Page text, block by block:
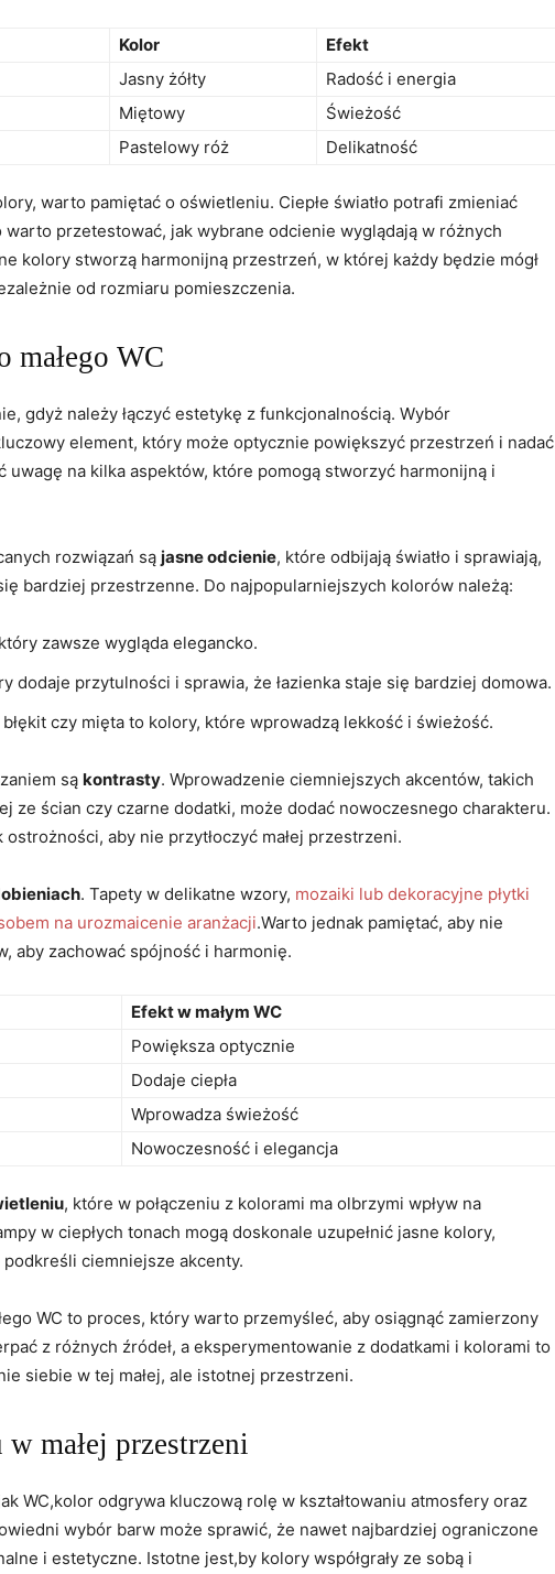
Kolor
Efekt
Jasny ​żółty
Radość i⁢ energia
Miętowy
Świeżość
Pastelowy ​róż Delikatność
warto pamiętać o oświetleniu. Ciepłe światło potrafi zmieniać
przetestować, jak wybrane odcienie wyglądają w różnych
kolory stworzą harmonijną przestrzeń, w której każdy będzie⁣ mógł
od rozmiaru⁤ pomieszczenia.
małego WC
gdyż należy łączyć estetykę z funkcjonalnością. Wybór
element, który może optycznie powiększyć przestrzeń i nadać
uwagę‌ na kilka aspektów, które pomogą stworzyć harmonijną i
rozwiązań są jasne odcienie, które odbijają światło i ⁤sprawiają,
bardziej przestrzenne. Do najpopularniejszych kolorów należą:
zawsze wygląda elegancko.
dodaje przytulności i sprawia, że łazienka staje się bardziej domowa.
czy mięta to kolory, które wprowadzą lekkość i świeżość.
są kontrasty. Wprowadzenie ciemniejszych akcentów, takich
ze ścian ⁣czy czarne dodatki,⁣ może dodać nowoczesnego charakteru.
aby ​nie przytłoczyć małej przestrzeni.
. Tapety w delikatne wzory, mozaiki lub dekoracyjne płytki
na ⁢urozmaicenie aranżacji.Warto jednak pamiętać, ⁢aby nie
aby zachować spójność i harmonię.
Efekt w małym WC
Powiększa‍ optycznie
Dodaje ciepła
Wprowadza świeżość
Nowoczesność‍ i ‍elegancja
, które w połączeniu z kolorami ma​ olbrzymi wpływ na
w ciepłych‍ tonach mogą doskonale‍ uzupełnić jasne‌ kolory,
​ciemniejsze akcenty.
WC‍ to proces, który warto przemyśleć, aby ​osiągnąć zamierzony
z różnych źródeł, a eksperymentowanie z dodatkami i kolorami to
⁣siebie w tej małej, ale istotnej przestrzeni.
małej przestrzeni
WC,kolor⁤ odgrywa ⁤kluczową rolę w kształtowaniu atmosfery oraz
‍wybór barw może sprawić, że nawet najbardziej ograniczone
i estetyczne.‍ Istotne ‍jest,by ‌kolory współgrały ze sobą i